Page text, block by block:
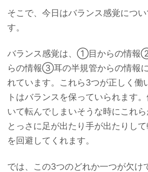
そこで、今日はバランス感覚につ
す。
バランス感覚は、①目からの情報
らの情報③耳の半規管からの情報
れています。これら3つが正しく働
トはバランスを保っていられます
いて転んでしまいそうな時にこれら
とっさに足が出たり手が出たりし
を回避してくれます。
では、この3つのどれか一つが欠け